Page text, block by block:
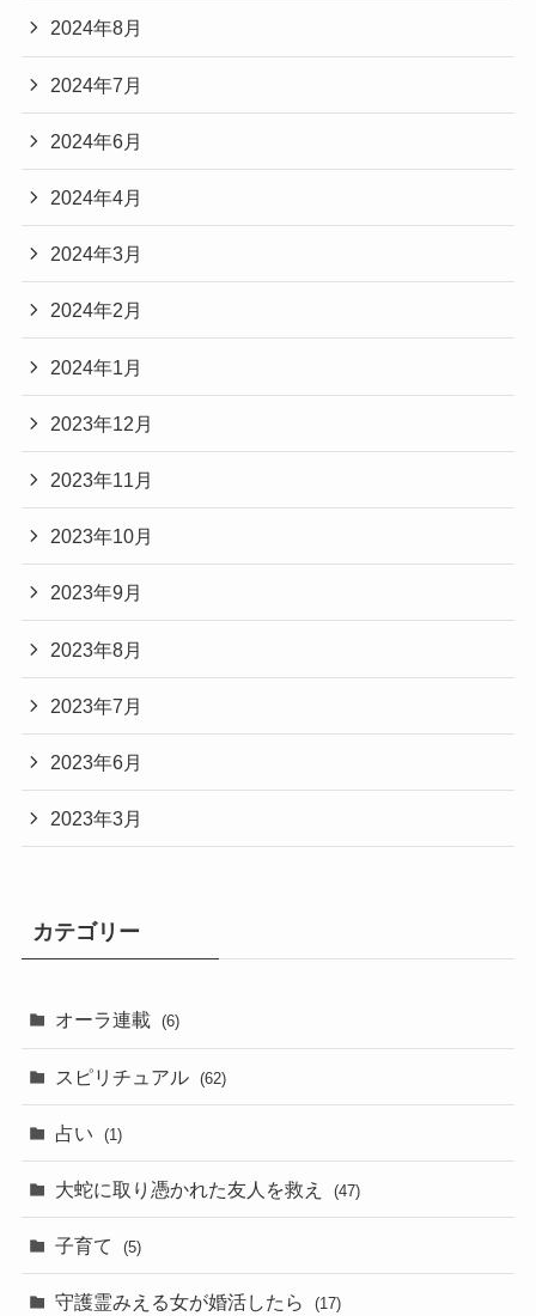
2024年8月
2024年7月
2024年6月
2024年4月
2024年3月
2024年2月
2024年1月
2023年12月
2023年11月
2023年10月
2023年9月
2023年8月
2023年7月
2023年6月
2023年3月
カテゴリー
オーラ連載 (6)
スピリチュアル (62)
占い (1)
大蛇に取り憑かれた友人を救え (47)
子育て (5)
守護霊みえる女が婚活したら (17)